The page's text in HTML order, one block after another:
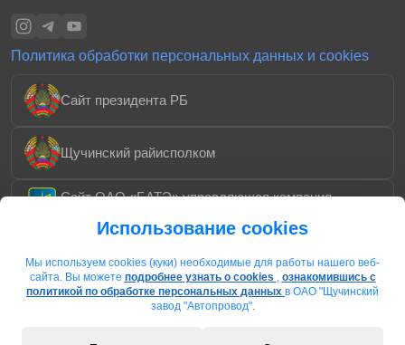
Использование cookies
Мы используем cookies (куки) необходимые для работы нашего веб-
сайта. Вы можете подробнее узнать о cookies , ознакомившись с
политикой по обработке персональных данных в ОАО "Щучинский
завод "Автопровод".
Политика обработки персональных данных и cookies
Сайт президента РБ
Щучинский райисполком
Сайт ОАО «БАТЭ» управляющая компания
Охотничье-рыболовное хозяйство «Каменское»
Ассоциация Электрокабель